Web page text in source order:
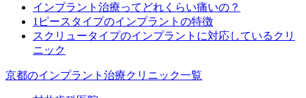
インプラント治療ってどれくらい痛いの？
1ピースタイプのインプラントの特徴
スクリュータイプのインプラントに対応しているクリ
ニック
京都のインプラント治療クリニック一覧